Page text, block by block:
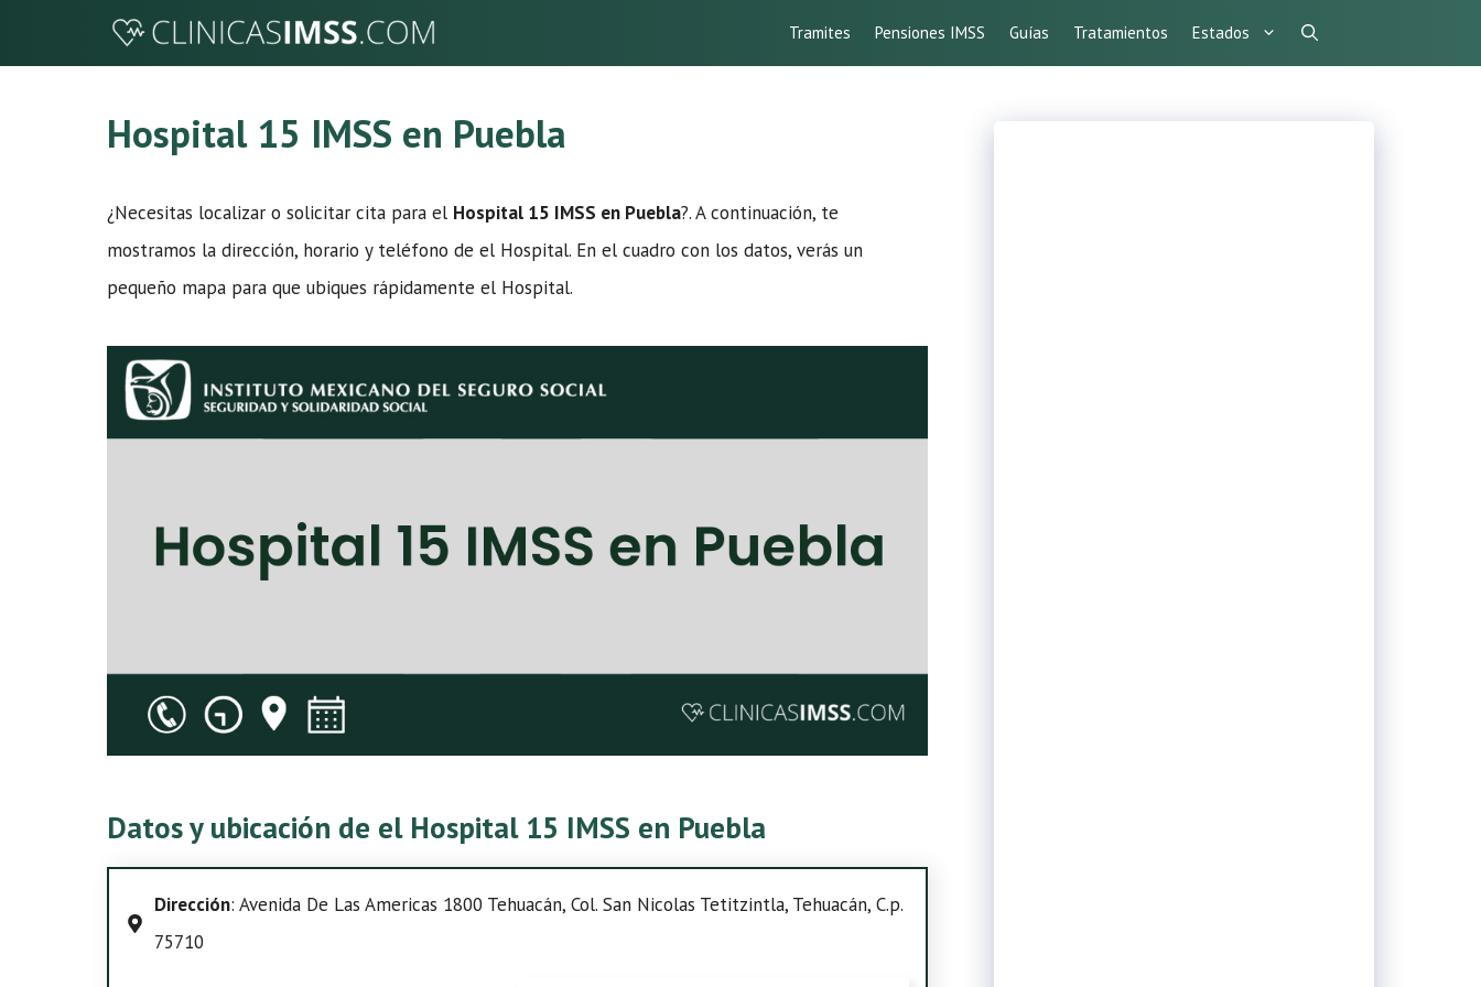
Tramites Pensiones IMSS Guías Tratamientos Estados
Hospital 15 IMSS en Puebla
¿Necesitas localizar o solicitar cita para el Hospital 15 IMSS en Puebla?. A continuación, te
mostramos la dirección, horario y teléfono de el Hospital. En el cuadro con los datos, verás un
pequeño mapa para que ubiques rápidamente el Hospital.
Datos y ubicación de el Hospital 15 IMSS en Puebla
Dirección: Avenida De Las Americas 1800 Tehuacán, Col. San Nicolas Tetitzintla, Tehuacán, C.p.
75710